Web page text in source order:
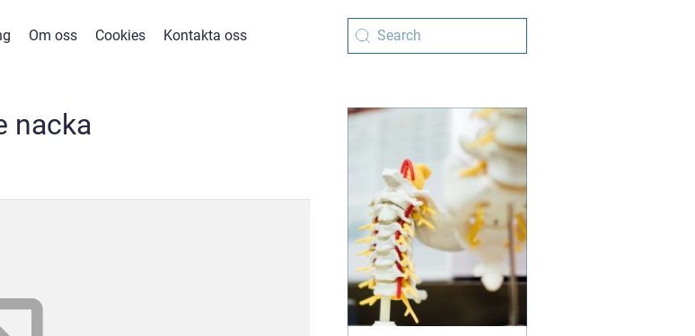
Om oss Cookies Kontakta oss
nacka